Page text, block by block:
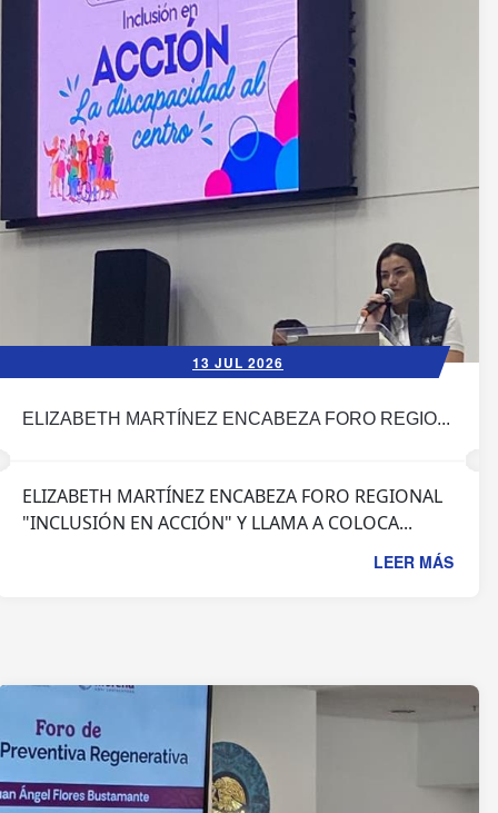
13 JUL 2026
ELIZABETH MARTÍNEZ ENCABEZA FORO REGIO...
ELIZABETH MARTÍNEZ ENCABEZA FORO REGIONAL
"INCLUSIÓN EN ACCIÓN" Y LLAMA A COLOCA...
LEER MÁS